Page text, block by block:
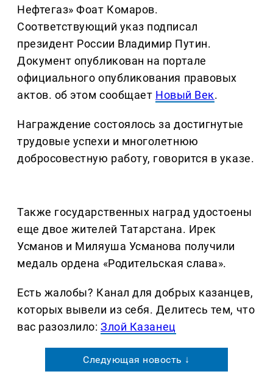
Нефтегаз» Фоат Комаров.
Соответствующий указ подписал
президент России Владимир Путин.
Документ опубликован на портале
официального опубликования правовых
актов. об этом сообщает Новый Век.
Награждение состоялось за достигнутые
трудовые успехи и многолетнюю
добросовестную работу, говорится в указе.
Также государственных наград удостоены
еще двое жителей Татарстана. Ирек
Усманов и Миляуша Усманова получили
медаль ордена «Родительская слава».
Есть жалобы? Канал для добрых казанцев,
которых вывели из себя. Делитеcь тем, что
вас разозлило:Злой Казанец
Следующая новость ↓